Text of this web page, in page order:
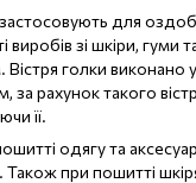
для
зі шкіри, гуми
голки виконано
за рахунок такого
її.
одягу та
Також при пошитті